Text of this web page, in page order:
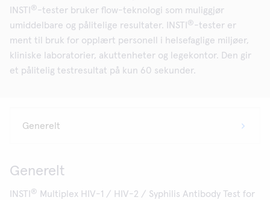
INSTI ®-tester bruker flow-teknologi som muliggjør
umiddelbare og pålitelige resultater. INSTI ®-tester er
ment til bruk for opplært personell i helsefaglige miljøer,
kliniske laboratorier, akuttenheter og legekontor. Den gir
et pålitelig testresultat på kun 60 sekunder.
Generelt
INSTI ®
Multiplex HIV-1 / HIV-2 / Syphilis Antibody Test for